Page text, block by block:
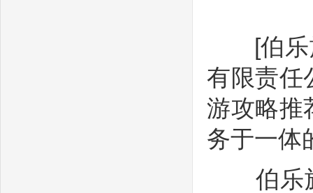
[伯乐旅
有限责任
游攻略推
务于一体
伯乐旅